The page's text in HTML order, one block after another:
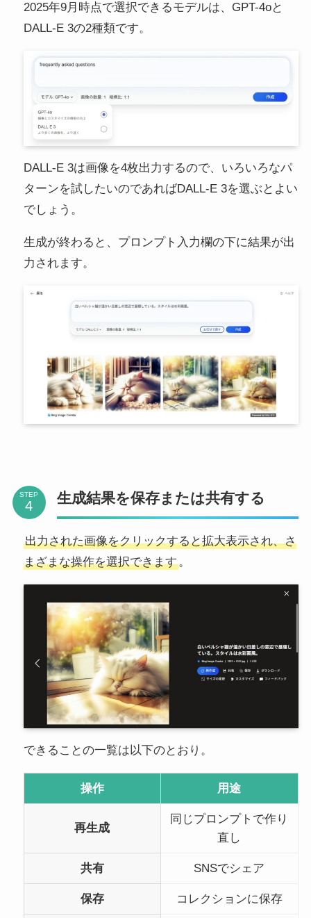
2025年9月時点で選択できるモデルは、GPT-4oと
DALL-E 3の2種類です。
DALL-E 3は画像を4枚出力するので、いろいろなパ
ターンを試したいのであればDALL-E 3を選ぶとよい
でしょう。
生成が終わると、プロンプト入力欄の下に結果が出
力されます。
STEP 生成結果を保存または共有する
出力された画像をクリックすると拡大表示され、さ
まざまな操作を選択できます。
できることの一覧は以下のとおり。
操作 用途
再生成
同じプロンプトで作り
直し
共有 SNSでシェア
保存 コレクションに保存